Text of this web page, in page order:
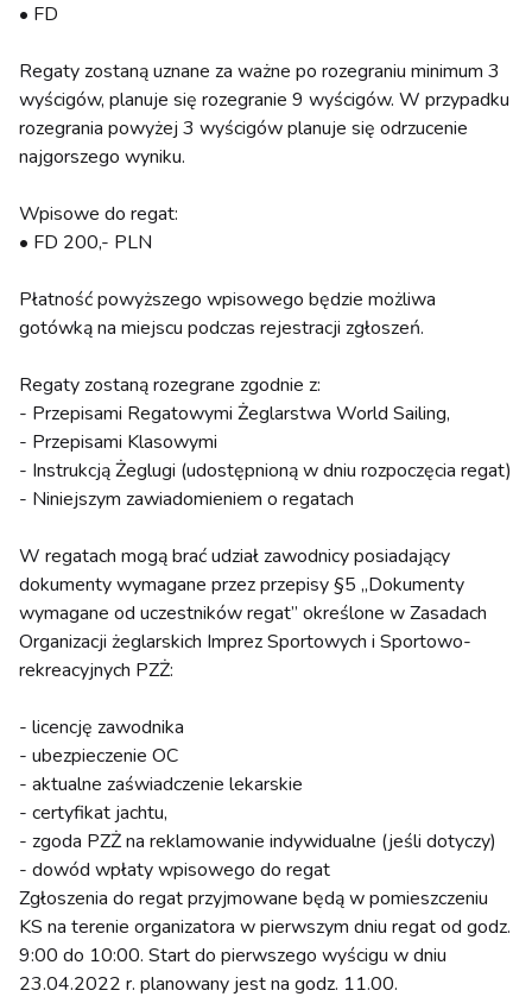
• FD
Regaty zostaną uznane za ważne po rozegraniu minimum 3
wyścigów, planuje się rozegranie 9 wyścigów. W przypadku
rozegrania powyżej 3 wyścigów planuje się odrzucenie
najgorszego wyniku.
Wpisowe do regat:
• FD 200,- PLN
Płatność powyższego wpisowego będzie możliwa
gotówką na miejscu podczas rejestracji zgłoszeń.
Regaty zostaną rozegrane zgodnie z:
- Przepisami Regatowymi Żeglarstwa World Sailing,
- Przepisami Klasowymi
- Instrukcją Żeglugi (udostępnioną w dniu rozpoczęcia regat)
- Niniejszym zawiadomieniem o regatach
W regatach mogą brać udział zawodnicy posiadający
dokumenty wymagane przez przepisy §5 „Dokumenty
wymagane od uczestników regat” określone w Zasadach
Organizacji żeglarskich Imprez Sportowych i Sportowo-
rekreacyjnych PZŻ:
- licencję zawodnika
- ubezpieczenie OC
- aktualne zaświadczenie lekarskie
- certyfikat jachtu,
- zgoda PZŻ na reklamowanie indywidualne (jeśli dotyczy)
- dowód wpłaty wpisowego do regat
Zgłoszenia do regat przyjmowane będą w pomieszczeniu
KS na terenie organizatora w pierwszym dniu regat od godz.
9:00 do 10:00. Start do pierwszego wyścigu w dniu
23.04.2022 r. planowany jest na godz. 11.00.